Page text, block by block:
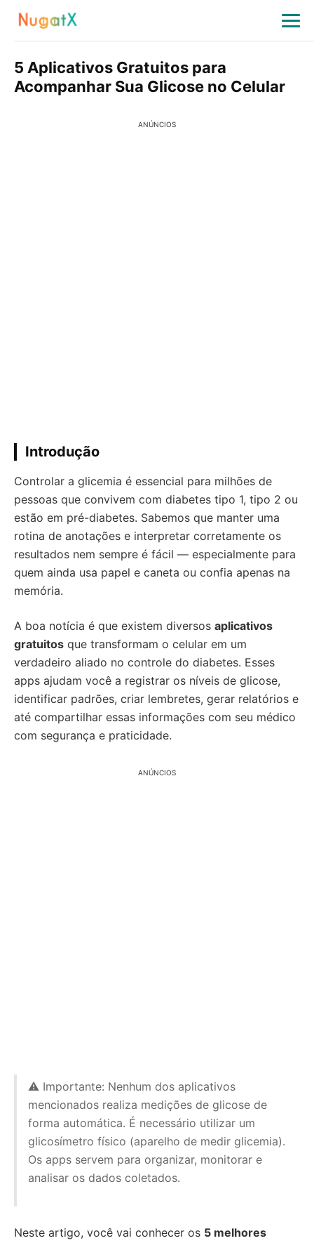
5 Aplicativos Gratuitos para
Acompanhar Sua Glicose no Celular
ANÚNCIOS
Introdução
Controlar a glicemia é essencial para milhões de
pessoas que convivem com diabetes tipo 1, tipo 2 ou
estão em pré-diabetes. Sabemos que manter uma
rotina de anotações e interpretar corretamente os
resultados nem sempre é fácil — especialmente para
quem ainda usa papel e caneta ou confia apenas na
memória.
A boa notícia é que existem diversos aplicativos
gratuitos que transformam o celular em um
verdadeiro aliado no controle do diabetes. Esses
apps ajudam você a registrar os níveis de glicose,
identificar padrões, criar lembretes, gerar relatórios e
até compartilhar essas informações com seu médico
com segurança e praticidade.
ANÚNCIOS
⚠️ Importante: Nenhum dos aplicativos
mencionados realiza medições de glicose de
forma automática. É necessário utilizar um
glicosímetro físico (aparelho de medir glicemia).
Os apps servem para organizar, monitorar e
analisar os dados coletados.
Neste artigo, você vai conhecer os 5 melhores